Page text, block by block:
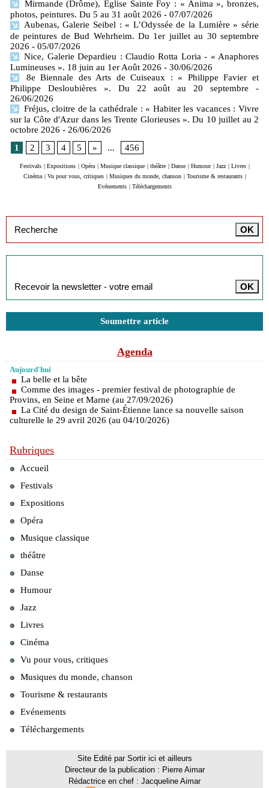
Mirmande (Drôme), Eglise Sainte Foy : « Anima », bronzes,
photos, peintures. Du 5 au 31 août 2026 - 07/07/2026
Aubenas, Galerie Seibel : « L’Odyssée de la Lumière » série
de peintures de Bud Wehrheim. Du 1er juillet au 30 septembre
2026 - 05/07/2026
Nice, Galerie Depardieu : Claudio Rotta Loria - « Anaphores
Lumineuses ». 18 juin au 1er Août 2026 - 30/06/2026
8e Biennale des Arts de Cuiseaux : « Philippe Favier et
Philippe Desloubières ». Du 22 août au 20 septembre
-
26/06/2026
Fréjus, cloitre de la cathédrale : « Habiter les vacances : Vivre
sur la Côte d'Azur dans les Trente Glorieuses ». Du 10 juillet au 2
octobre 2026 - 26/06/2026
1
2 3 4 5 » ... 456
Festivals | Expositions | Opéra | Musique classique | théâtre | Danse | Humour | Jazz | Livres |
Cinéma | Vu pour vous, critiques | Musiques du monde, chanson | Tourisme & restaurants |
Evénements | Téléchargements
Soumettre article
Agenda
Aujourd'hui
La belle et la bête
Comme des images - premier festival de photographie de
Provins, en Seine et Marne (au 27/09/2026)
La Cité du design de Saint-Étienne lance sa nouvelle saison
culturelle le 29 avril 2026 (au 04/10/2026)
Rubriques
Accueil
Festivals
Expositions
Opéra
Musique classique
théâtre
Danse
Humour
Jazz
Livres
Cinéma
Vu pour vous, critiques
Musiques du monde, chanson
Tourisme & restaurants
Evénements
Téléchargements
Site Edité par Sortir ici et ailleurs
Directeur de la publication : Pierre Aimar
Rédactrice en chef : Jacqueline Aimar